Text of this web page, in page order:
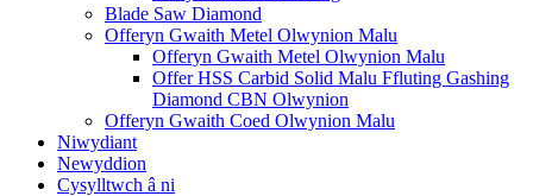
Blade Saw Diamond
Offeryn Gwaith Metel Olwynion Malu
Offeryn Gwaith Metel Olwynion Malu
Offer HSS Carbid Solid Malu Ffluting Gashing
Diamond CBN Olwynion
Offeryn Gwaith Coed Olwynion Malu
Niwydiant
Newyddion
Cysylltwch â ni